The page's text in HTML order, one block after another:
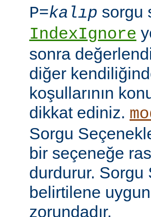
P=kalıp sorgu
IndexIgnore
sonra
diğer
koşullarının
dikkat ediniz.
Sorgu
bir seçeneğe
durdurur. Sorgu
belirtilene
zorundadır.